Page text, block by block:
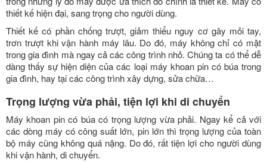
thiết kế hiện đại, sang trọng cho người dùng.
Thiết kế có phần chống trượt, giảm thiểu nguy cơ gây mỏi tay,
trơn trượt khi vận hành máy lâu. Do đó, máy không chỉ có mặt
trong gia đình mà ngay cả các công trình nhỏ. Chúng ta có thể dễ
dàng thấy sự hiện diện của các loại máy khoan pin có búa trong
gia đình, hay tại các công trình xây dựng, sửa chữa…
Trọng lượng vừa phải, tiện lợi khi di chuyển
Máy khoan pin có búa có trọng lượng vừa phải. Ngay kể cả với
các dòng máy có công suất lớn, pin lớn thì trọng lượng của toàn
bộ máy cũng không quá nặng. Do đó, rất tiện lợi cho người dùng
khi vận hành, di chuyển.